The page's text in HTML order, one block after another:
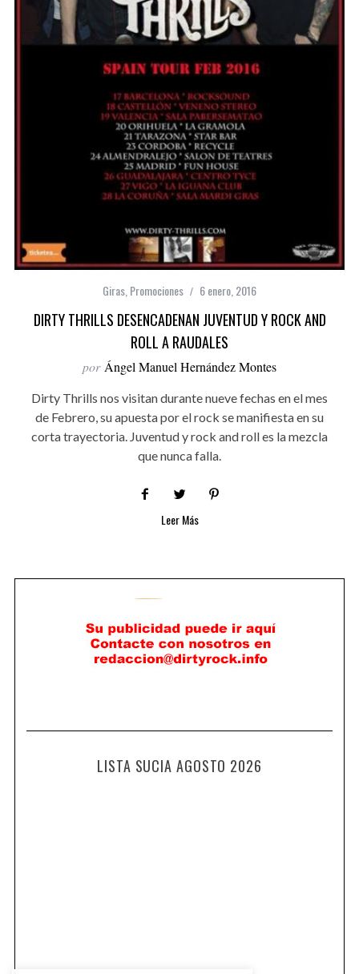
Giras,Promociones 6 enero, 2016
DIRTY THRILLS DESENCADENAN JUVENTUD Y ROCK AND
ROLL A RAUDALES
por Ángel Manuel Hernández Montes
Dirty Thrills nos visitan durante nueve fechas en el mes
de Febrero, su apuesta por el rock se manifiesta en su
corta trayectoria. Juventud y rock and roll es la mezcla
que nunca falla.
Leer Más
LISTA SUCIA AGOSTO 2026